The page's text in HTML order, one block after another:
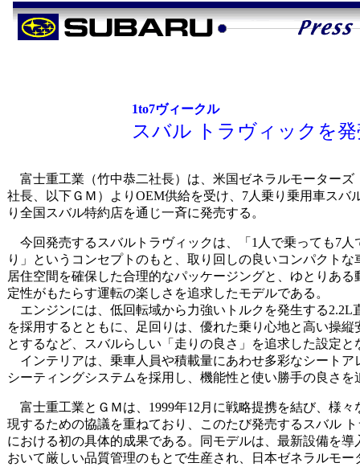
1to7ヴィークル
スバル トラヴィックを発
富士重工業（竹中恭二社長）は、米国ゼネラルモーターズ
社長、以下ＧＭ）よりOEM供給を受け、7人乗り乗用車スバ
り全国スバル特約店を通じ一斉に発売する。
今回発売するスバルトラヴィックは、「1人で乗っても7人
り」というコンセプトのもと、取り回しの良いコンパクトな
居住空間を確保した合理的なパッケージングと、ゆとりあ
定性がもたらす運転の楽しさを追求したモデルである。
エンジンには、低回転域から力強いトルクを発生する2.2L
を採用するとともに、足回りは、優れた乗り心地と高い操
とするなど、スバルらしい「走りの良さ」を追求した設定と
インテリアは、乗車人員や積載量にあわせ多彩なシートア
シーティングシステムを採用し、機能性と使い勝手の良さを
富士重工業とＧＭは、1999年12月に戦略提携を結び、様々
現するための協議を重ねており、このたび発売するスバル
における初の具体的成果である。同モデルは、最新設備を
おいて厳しい品質管理のもとで生産され、日本ゼネラルモ